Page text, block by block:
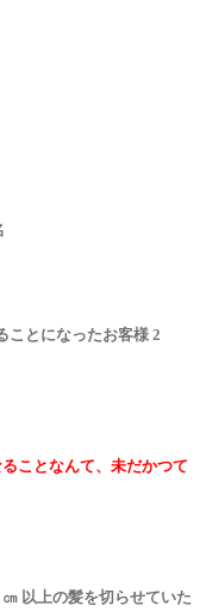
とになったお客様 2
ことなんて、未だかつて
以上の髪を切らせていた